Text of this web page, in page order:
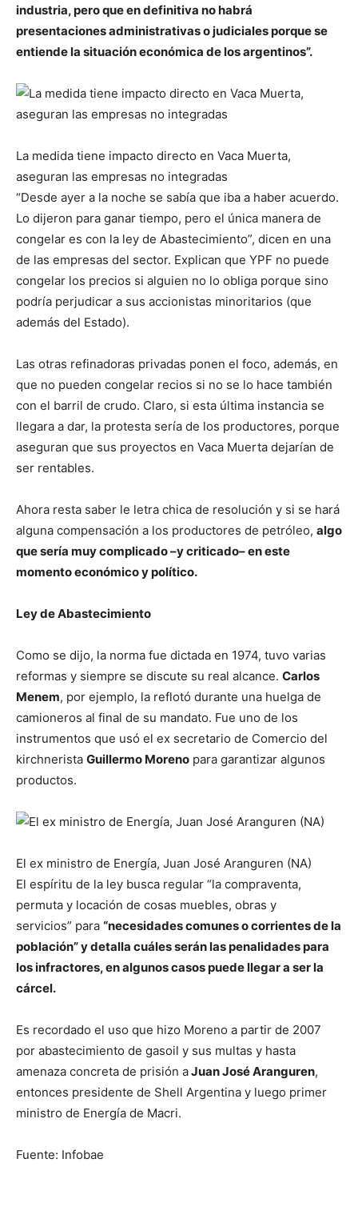
industria, pero que en definitiva no habrá
presentaciones administrativas o judiciales porque se
entiende la situación económica de los argentinos”.
La medida tiene impacto directo en Vaca Muerta,
aseguran las empresas no integradas
“Desde ayer a la noche se sabía que iba a haber acuerdo.
Lo dijeron para ganar tiempo, pero el única manera de
congelar es con la ley de Abastecimiento”, dicen en una
de las empresas del sector. Explican que YPF no puede
congelar los precios si alguien no lo obliga porque sino
podría perjudicar a sus accionistas minoritarios (que
además del Estado).
Las otras refinadoras privadas ponen el foco, además, en
que no pueden congelar recios si no se lo hace también
con el barril de crudo. Claro, si esta última instancia se
llegara a dar, la protesta sería de los productores, porque
aseguran que sus proyectos en Vaca Muerta dejarían de
ser rentables.
Ahora resta saber le letra chica de resolución y si se hará
alguna compensación a los productores de petróleo, algo
que sería muy complicado –y criticado– en este
momento económico y político.
Ley de Abastecimiento
Como se dijo, la norma fue dictada en 1974, tuvo varias
reformas y siempre se discute su real alcance. Carlos
Menem, por ejemplo, la reflotó durante una huelga de
camioneros al final de su mandato. Fue uno de los
instrumentos que usó el ex secretario de Comercio del
kirchnerista Guillermo Moreno para garantizar algunos
productos.
El ex ministro de Energía, Juan José Aranguren (NA)
El espíritu de la ley busca regular “la compraventa,
permuta y locación de cosas muebles, obras y
servicios” para “necesidades comunes o corrientes de la
población” y detalla cuáles serán las penalidades para
los infractores, en algunos casos puede llegar a ser la
cárcel.
Es recordado el uso que hizo Moreno a partir de 2007
por abastecimiento de gasoil y sus multas y hasta
amenaza concreta de prisión aJuan José Aranguren,
entonces presidente de Shell Argentina y luego primer
ministro de Energía de Macri.
Fuente: Infobae